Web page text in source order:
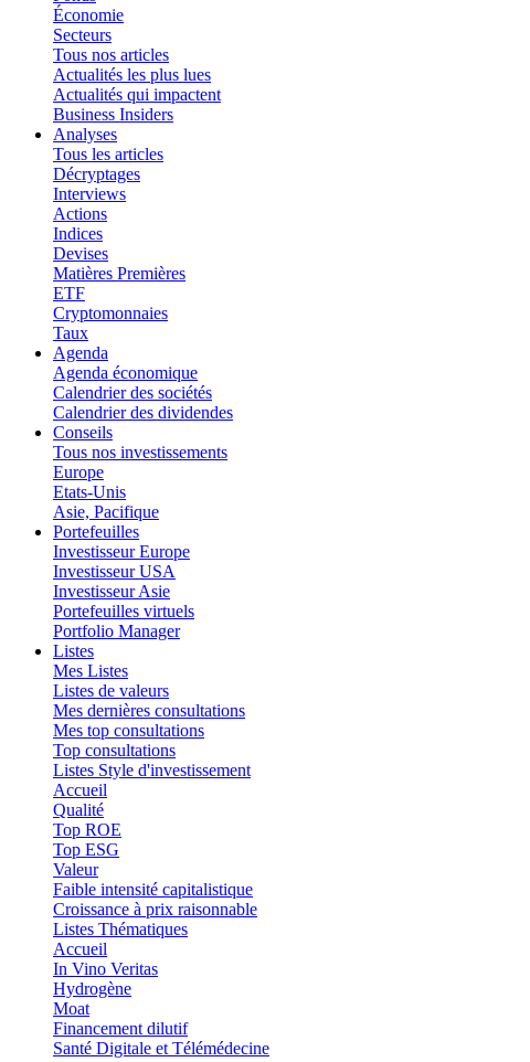
Économie
Secteurs
Tous nos articles
Actualités les plus lues
Actualités qui impactent
Business Insiders
Analyses
Tous les articles
Décryptages
Interviews
Actions
Indices
Devises
Matières Premières
ETF
Cryptomonnaies
Taux
Agenda
Agenda économique
Calendrier des sociétés
Calendrier des dividendes
Conseils
Tous nos investissements
Europe
Etats-Unis
Asie, Pacifique
Portefeuilles
Investisseur Europe
Investisseur USA
Investisseur Asie
Portefeuilles virtuels
Portfolio Manager
Listes
Mes Listes
Listes de valeurs
Mes dernières consultations
Mes top consultations
Top consultations
Listes Style d'investissement
Accueil
Qualité
Top ROE
Top ESG
Valeur
Faible intensité capitalistique
Croissance à prix raisonnable
Listes Thématiques
Accueil
In Vino Veritas
Hydrogène
Moat
Financement dilutif
Santé Digitale et Télémédecine